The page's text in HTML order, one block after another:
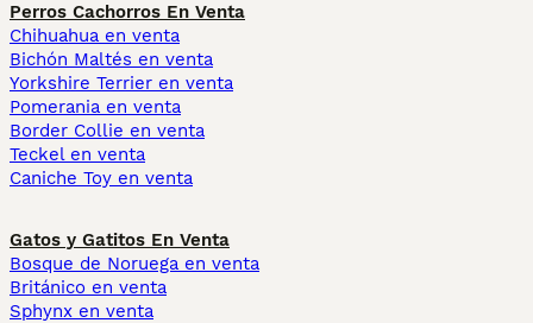
Perros Cachorros En Venta
Chihuahua en venta
Bichón Maltés en venta
Yorkshire Terrier en venta
Pomerania en venta
Border Collie en venta
Teckel en venta
Caniche Toy en venta
Gatos y Gatitos En Venta
Bosque de Noruega en venta
Británico en venta
Sphynx en venta